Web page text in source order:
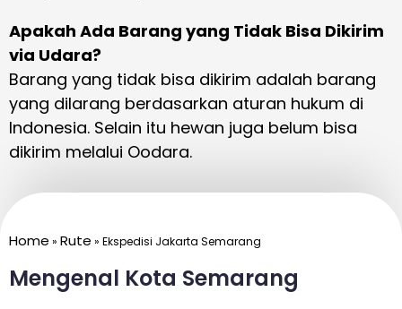
Apakah Ada Barang yang Tidak Bisa Dikirim
via Udara?
Barang yang tidak bisa dikirim adalah barang
yang dilarang berdasarkan aturan hukum di
Indonesia. Selain itu hewan juga belum bisa
dikirim melalui Oodara.
Home » Rute » Ekspedisi Jakarta Semarang
Mengenal Kota Semarang